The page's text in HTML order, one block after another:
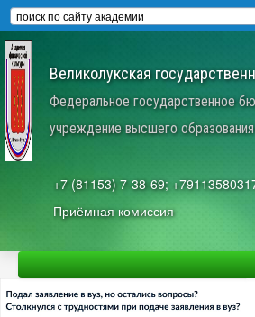
Великолукская
Федеральное государственное
учреждение высшего образования
+7 (81153) 7-38-69;
Приёмная комиссия